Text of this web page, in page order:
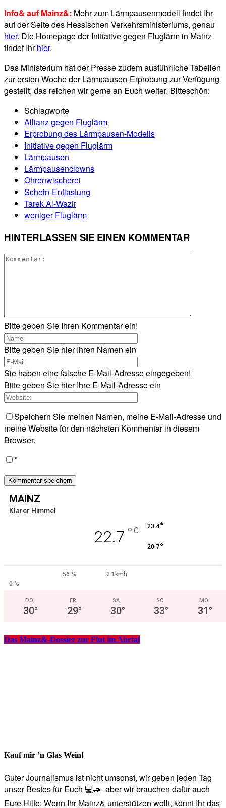
Info& auf Mainz&: Mehr zum Lärmpausenmodell findet Ihr
auf der Seite des Hessischen Verkehrsministeriums, genau
hier. Die Homepage der Initiative gegen Fluglärm in Mainz
findet Ihrhier.
Das Ministerium hat der Presse zudem ausführliche Tabellen
zur ersten Woche der Lärmpausen-Erprobung zur Verfügung
gestellt, das reichen wir gerne an Euch weiter. Bitteschön:
Schlagworte
Allianz gegen Fluglärm
Erprobung des Lärmpausen-Modells
Initiative gegen Fluglärm
Lärmpausen
Lärmpausenclowns
Ohrenwischerei
Schein-Entlastung
Tarek Al-Wazir
weniger Fluglärm
HINTERLASSEN SIE EINEN KOMMENTAR
Bitte geben Sie Ihren Kommentar ein!
Bitte geben Sie hier Ihren Namen ein
Sie haben eine falsche E-Mail-Adresse eingegeben!
Bitte geben Sie hier Ihre E-Mail-Adresse ein
Speichern Sie meinen Namen, meine E-Mail-Adresse und
meine Website für den nächsten Kommentar in diesem
Browser.
*
MAINZ
Klarer Himmel
22.7 ° C 23.4°
20.7°
56 %
2.1kmh
0 %
DO.
30°
FR.
29°
SA.
30°
SO.
33°
MO.
31°
Das Mainz&-Dossier zur Flut im Ahrtal
Kauf mir ’n Glas Wein!
Guter Journalismus ist nicht umsonst, wir geben jeden Tag
unser Bestes für Euch 💻🚙- aber wir brauchen dafür auch
Eure Hilfe: Wenn Ihr Mainz& unterstützen wollt, könnt Ihr das